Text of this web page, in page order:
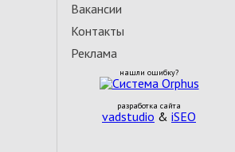
Вакансии
Контакты
Реклама
нашли ошибку?
разработка сайта
vadstudio & iSEO